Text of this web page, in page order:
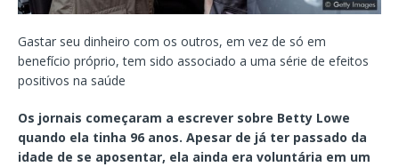
Gastar seu dinheiro com os outros, em vez de só em
benefício próprio, tem sido associado a uma série de efeitos
positivos na saúde
Os jornais começaram a escrever sobre Betty Lowe
quando ela tinha 96 anos. Apesar de já ter passado da
idade de se aposentar, ela ainda era voluntária em um